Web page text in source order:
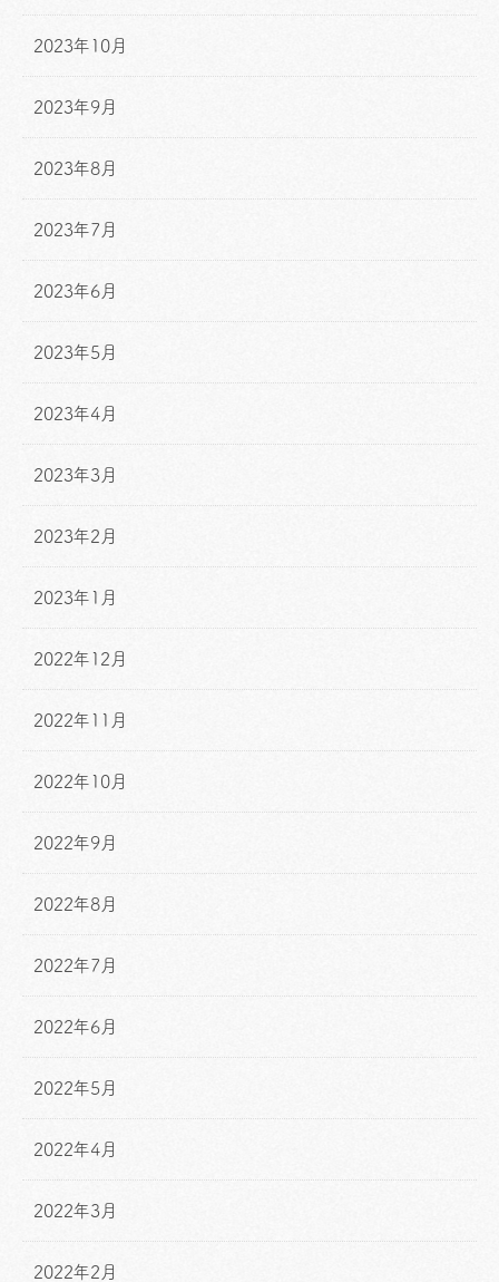
2023年10月
2023年9月
2023年8月
2023年7月
2023年6月
2023年5月
2023年4月
2023年3月
2023年2月
2023年1月
2022年12月
2022年11月
2022年10月
2022年9月
2022年8月
2022年7月
2022年6月
2022年5月
2022年4月
2022年3月
2022年2月